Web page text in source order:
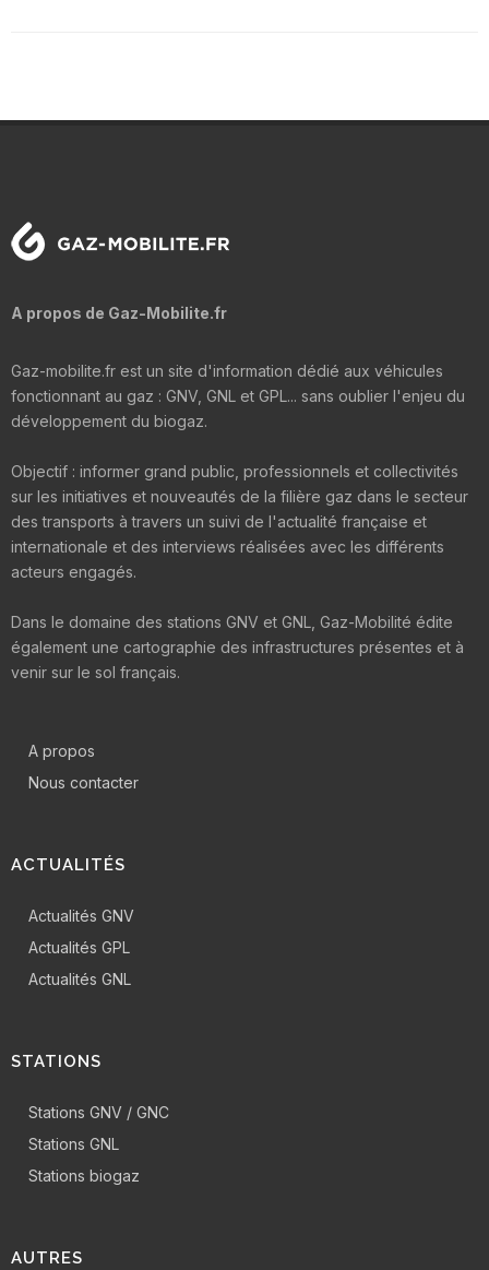
A propos de Gaz-Mobilite.fr
Gaz-mobilite.fr est un site d'information dédié aux véhicules
fonctionnant au gaz : GNV, GNL et GPL... sans oublier l'enjeu du
développement du biogaz.
Objectif : informer grand public, professionnels et collectivités
sur les initiatives et nouveautés de la filière gaz dans le secteur
des transports à travers un suivi de l'actualité française et
internationale et des interviews réalisées avec les différents
acteurs engagés.
Dans le domaine des stations GNV et GNL, Gaz-Mobilité édite
également une cartographie des infrastructures présentes et à
venir sur le sol français.
A propos
Nous contacter
ACTUALITÉS
Actualités GNV
Actualités GPL
Actualités GNL
STATIONS
Stations GNV / GNC
Stations GNL
Stations biogaz
AUTRES